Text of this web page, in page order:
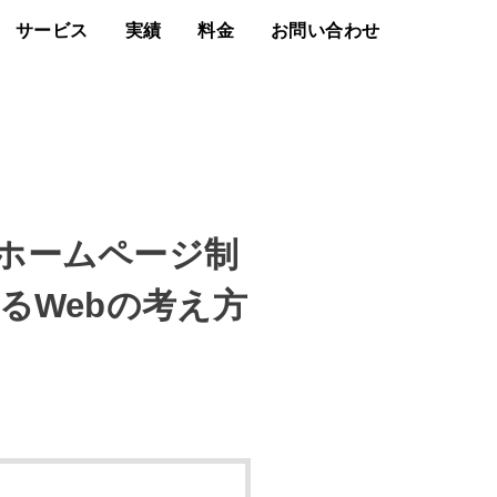
サービス 実績 料金 お問い合わせ
ームページ制
Webの考え方